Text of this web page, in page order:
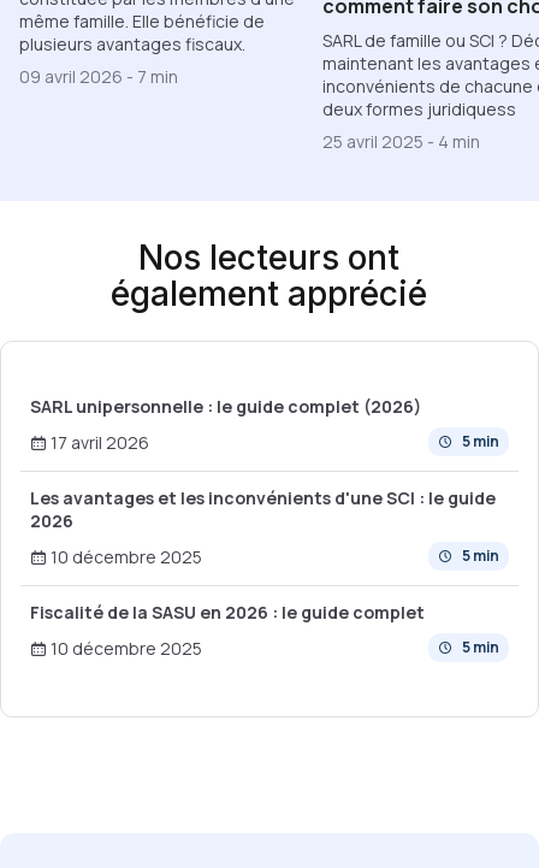
même famille. Elle bénéficie de
plusieurs avantages fiscaux.
09 avril 2026 - 7 min
comment faire son
SARL de famille ou SCI ?
maintenant les avantages
inconvénients de chacune
deux formes juridiquess
25 avril 2025 - 4 min
Nos lecteurs ont
également apprécié
SARL unipersonnelle : le guide complet (2026)
5 min
17 avril 2026
Les avantages et les inconvénients d'une SCI : le guide
2026
5 min
10 décembre 2025
Fiscalité de la SASU en 2026 : le guide complet
5 min
10 décembre 2025